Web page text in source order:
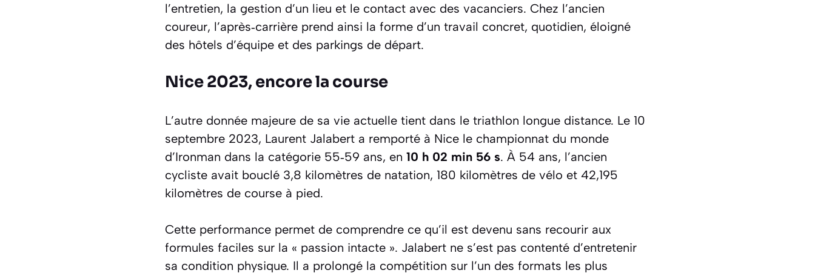
l’entretien, la gestion d’un lieu et le contact avec des vacanciers. Chez l’ancien
coureur, l’après‑carrière prend ainsi la forme d’un travail concret, quotidien, éloigné
des hôtels d’équipe et des parkings de départ.
Nice 2023, encore la course
L’autre donnée majeure de sa vie actuelle tient dans le triathlon longue distance. Le 10
septembre 2023, Laurent Jalabert a remporté à Nice le championnat du monde
d’Ironman dans la catégorie 55‑59 ans, en 10 h 02 min 56 s. À 54 ans, l’ancien
cycliste avait bouclé 3,8 kilomètres de natation, 180 kilomètres de vélo et 42,195
kilomètres de course à pied.
Cette performance permet de comprendre ce qu’il est devenu sans recourir aux
formules faciles sur la « passion intacte ». Jalabert ne s’est pas contenté d’entretenir
sa condition physique. Il a prolongé la compétition sur l’un des formats les plus